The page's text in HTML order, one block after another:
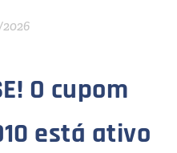
O cupom
está ativo